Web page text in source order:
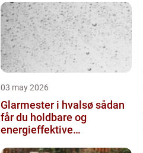
03 may 2026
Glarmester i hvalsø sådan
får du holdbare og
energieffektive